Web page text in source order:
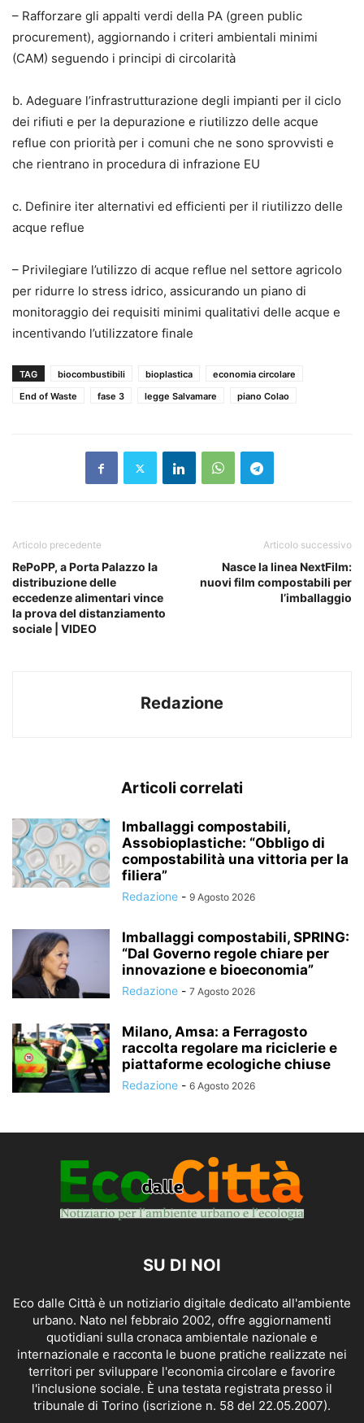
– Rafforzare gli appalti verdi della PA (green public
procurement), aggiornando i criteri ambientali minimi
(CAM) seguendo i principi di circolarità
b. Adeguare l’infrastrutturazione degli impianti per il ciclo
dei rifiuti e per la depurazione e riutilizzo delle acque
reflue con priorità per i comuni che ne sono sprovvisti e
che rientrano in procedura di infrazione EU
c. Definire iter alternativi ed efficienti per il riutilizzo delle
acque reflue
– Privilegiare l’utilizzo di acque reflue nel settore agricolo
per ridurre lo stress idrico, assicurando un piano di
monitoraggio dei requisiti minimi qualitativi delle acque e
incentivando l’utilizzatore finale
TAG biocombustibili bioplastica
economia circolare
End of Waste
fase 3 legge Salvamare piano Colao
Articolo precedente
RePoPP, a Porta Palazzo la
distribuzione delle
eccedenze alimentari vince
la prova del distanziamento
sociale | VIDEO
Articolo successivo
Nasce la linea NextFilm:
nuovi film compostabili per
l’imballaggio
Redazione
Articoli correlati
Imballaggi compostabili,
Assobioplastiche: “Obbligo di
compostabilità una vittoria per la
filiera”
Redazione - 9 Agosto 2026
Imballaggi compostabili, SPRING:
“Dal Governo regole chiare per
innovazione e bioeconomia”
Redazione - 7 Agosto 2026
Milano, Amsa: a Ferragosto
raccolta regolare ma riciclerie e
piattaforme ecologiche chiuse
Redazione - 6 Agosto 2026
SU DI NOI
Eco dalle Città è un notiziario digitale dedicato all'ambiente
urbano. Nato nel febbraio 2002, offre aggiornamenti
quotidiani sulla cronaca ambientale nazionale e
internazionale e racconta le buone pratiche realizzate nei
territori per sviluppare l'economia circolare e favorire
l'inclusione sociale. È una testata registrata presso il
tribunale di Torino (iscrizione n. 58 del 22.05.2007).